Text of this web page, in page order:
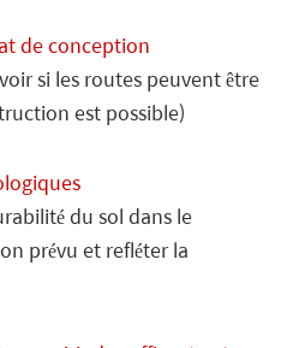
de conception
si les routes peuvent être
est possible)
du sol dans le
prévu et refléter la